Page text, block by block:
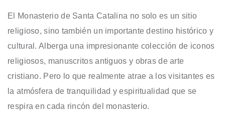
El Monasterio de Santa Catalina no solo es un sitio
religioso, sino también un importante destino histórico y
cultural. Alberga una impresionante colección de iconos
religiosos, manuscritos antiguos y obras de arte
cristiano. Pero lo que realmente atrae a los visitantes es
la atmósfera de tranquilidad y espiritualidad que se
respira en cada rincón del monasterio.